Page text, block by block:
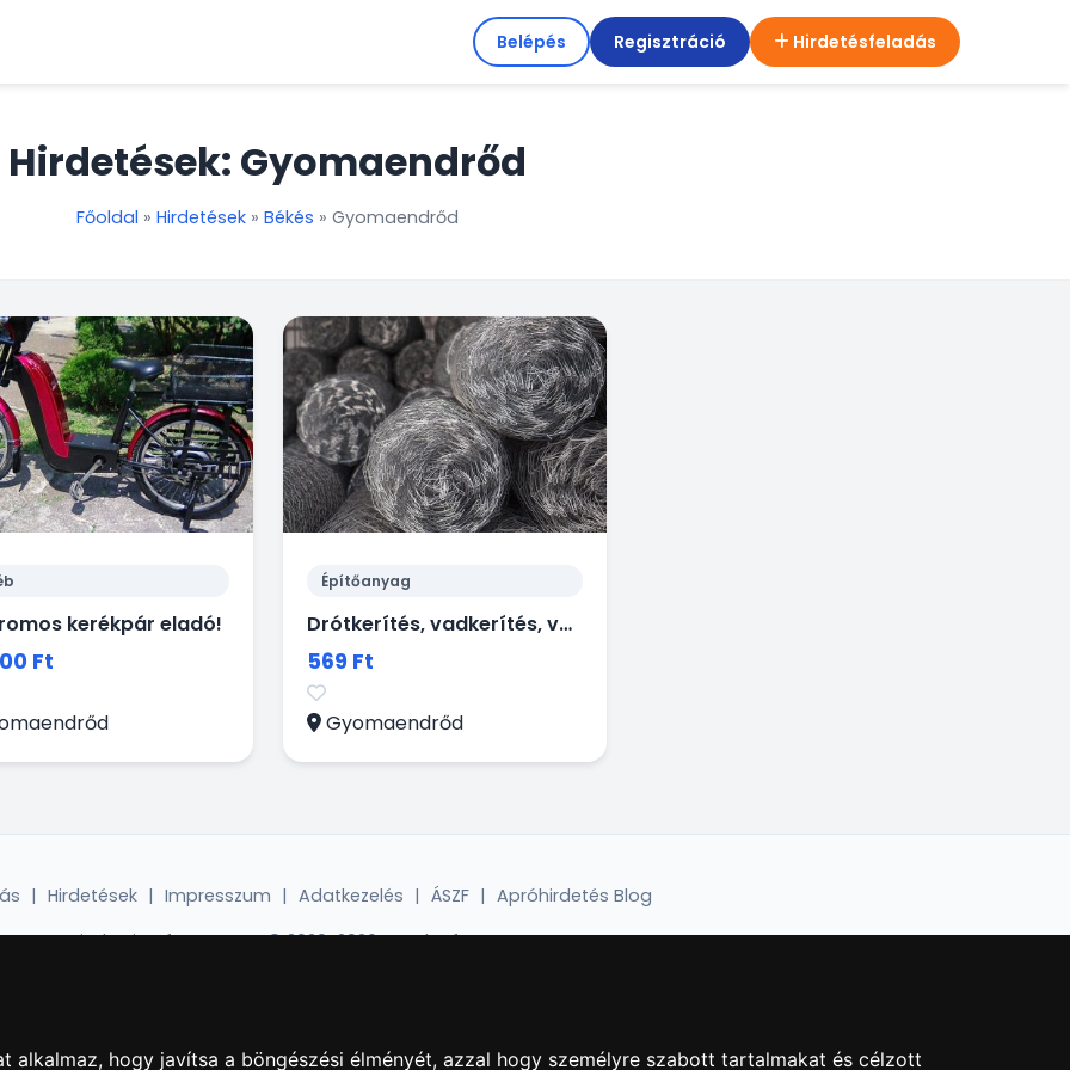
hogy javítsa a böngészési élményét, azzal hogy személyre szabott tartalmakat és célzott
Belépés Regisztráció Hirdetésfeladás
Hirdetések: Gyomaendrőd
Főoldal » Hirdetések » Békés » Gyomaendrőd
kerékpár eladó!
Ft
Építőanyag
Drótkerítés, vadkerítés, vadháló, drótfonat, oszlop, kapu, kerítés
569 Ft
Gyomaendrőd
| Hirdetések | Impresszum | Adatkezelés | ÁSZF | Apróhirdetés Blog
Minden jog fenntartva! © 2020-2026. 4Web Kft.